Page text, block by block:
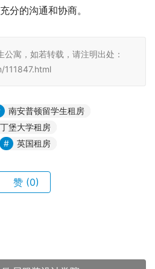
分的沟通和协商。
寓，如若转载，请注明出处：
南安普顿留学生租房
堡大学租房
英国租房
赞 (0)